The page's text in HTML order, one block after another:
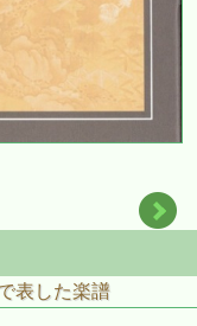
表した楽譜